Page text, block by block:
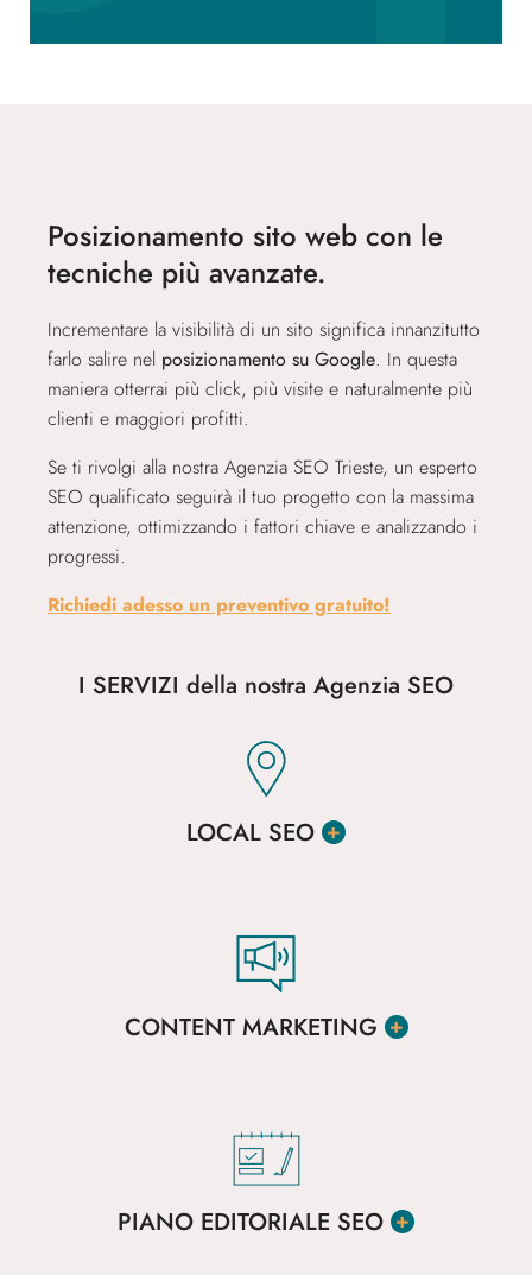
Posizionamento sito web con le
tecniche più avanzate.
Incrementare la visibilità di un sito significa innanzitutto
farlo salire nel posizionamento su Google. In questa
maniera otterrai più click, più visite e naturalmente più
clienti e maggiori profitti.
Se ti rivolgi alla nostra Agenzia SEO Trieste, un esperto
SEO qualificato seguirà il tuo progetto con la massima
attenzione, ottimizzando i fattori chiave e analizzando i
progressi.
Richiedi adesso un preventivo gratuito!
I SERVIZI della nostra Agenzia SEO
LOCAL SEO
CONTENT MARKETING
PIANO EDITORIALE SEO